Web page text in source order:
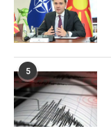
5